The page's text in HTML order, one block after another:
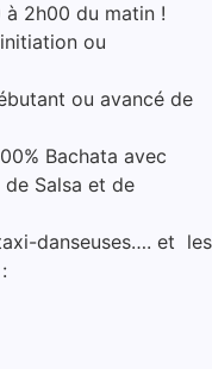
2h00 du matin !
ou
ou avancé de
Bachata avec
Salsa et de
danseuses…. et les